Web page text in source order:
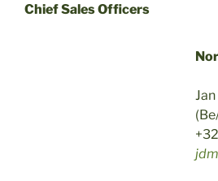
Chief Sales Officers